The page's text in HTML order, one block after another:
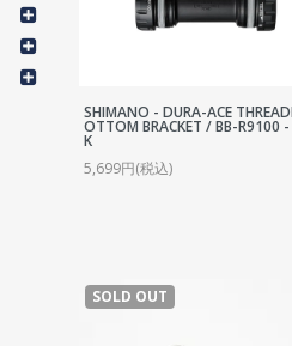
SHIMANO - DURA-ACE
OTTOM BRACKET / BB-R9100 -
K
5,699円(税込)
SOLD OUT